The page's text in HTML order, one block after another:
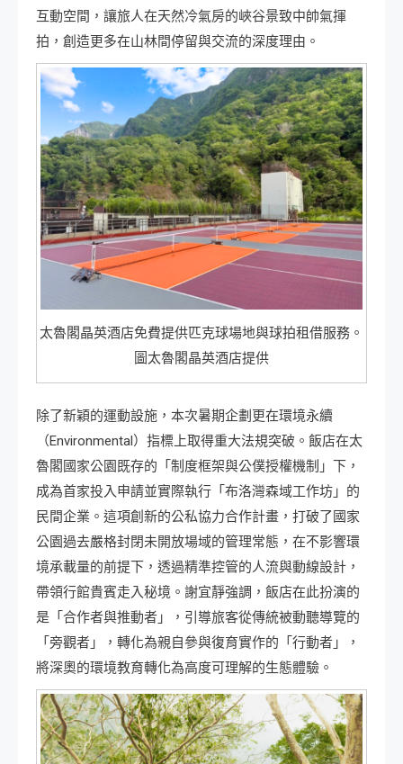
互動空間，讓旅人在天然冷氣房的峽谷景致中帥氣揮
拍，創造更多在山林間停留與交流的深度理由。
太魯閣晶英酒店免費提供匹克球場地與球拍租借服務。
圖太魯閣晶英酒店提供
除了新穎的運動設施，本次暑期企劃更在環境永續
（Environmental）指標上取得重大法規突破。飯店在太
魯閣國家公園既存的「制度框架與公僕授權機制」下，
成為首家投入申請並實際執行「布洛灣森域工作坊」的
民間企業。這項創新的公私協力合作計畫，打破了國家
公園過去嚴格封閉未開放場域的管理常態，在不影響環
境承載量的前提下，透過精準控管的人流與動線設計，
帶領行館貴賓走入秘境。謝宜靜強調，飯店在此扮演的
是「合作者與推動者」，引導旅客從傳統被動聽導覽的
「旁觀者」，轉化為親自參與復育實作的「行動者」，
將深奧的環境教育轉化為高度可理解的生態體驗。